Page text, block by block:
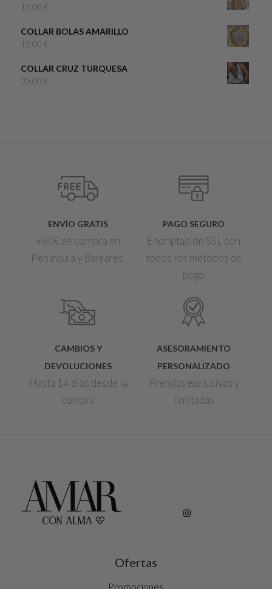
12,00 €
COLLAR BOLAS AMARILLO
12,00 €
COLLAR CRUZ TURQUESA
20,00 €
ENVÍO GRATIS
+80€ de compra en
Península y Baleares.
PAGO SEGURO
Encriptación SSL con
todos los métodos de
pago
CAMBIOS Y
DEVOLUCIONES
Hasta 14 días desde la
compra
ASESORAMIENTO
PERSONALIZADO
Prendas exclusivas y
limitadas
Ofertas
Promociones